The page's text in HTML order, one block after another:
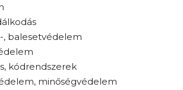
, balesetvédelem
kódrendszerek
minőségvédelem